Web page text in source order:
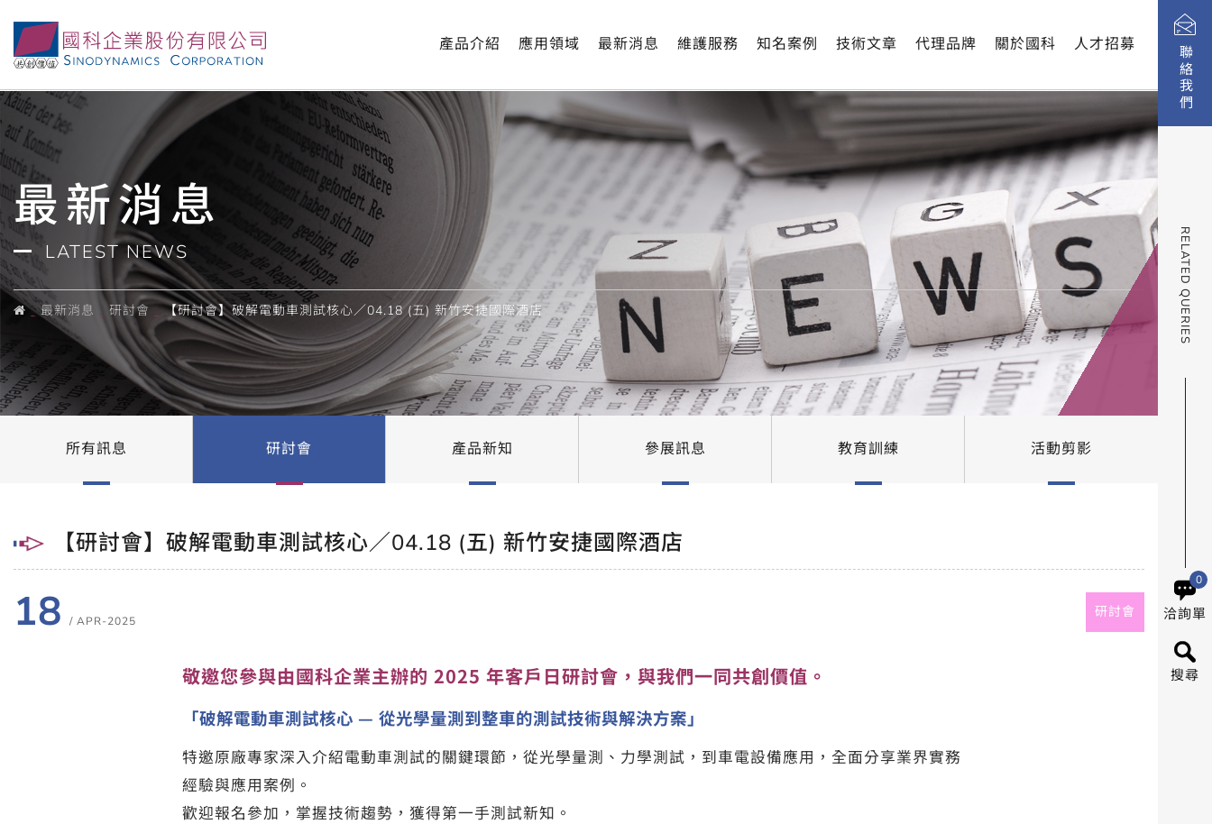
聯絡我們
RELATED QUERIES
0
洽詢單
搜尋
產品介紹 應用領域 最新消息 維護服務 知名案例 技術文章 代理品牌 關於國科 人才招募
最新消息
LATEST NEWS
最新消息 研討會 【研討會】破解電動車測試核心／04.18 (五) 新竹安捷國際酒店
所有訊息 研討會 產品新知 參展訊息 教育訓練 活動剪影
【研討會】破解電動車測試核心／04.18 (五) 新竹安捷國際酒店
18 / APR-2025
研討會
敬邀您參與由國科企業主辦的 2025 年客戶日研討會，與我們一同共創價值。
「破解電動車測試核心 — 從光學量測到整車的測試技術與解決方案」
特邀原廠專家深入介紹電動車測試的關鍵環節，從光學量測、力學測試，到車電設備應用，全面分享業界實務
經驗與應用案例。
歡迎報名參加，掌握技術趨勢，獲得第一手測試新知。